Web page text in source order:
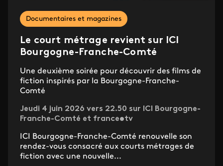
Documentaires et magazines
Le court métrage revient sur ICI
Bourgogne-Franche-Comté
Une deuxième soirée pour découvrir des films de
fiction inspirés par la Bourgogne-Franche-
Comté
Jeudi 4 juin 2026 vers 22.50 sur ICI Bourgogne-
Franche-Comté et france•tv
ICI Bourgogne-Franche-Comté renouvelle son
rendez-vous consacré aux courts métrages de
fiction avec une nouvelle...